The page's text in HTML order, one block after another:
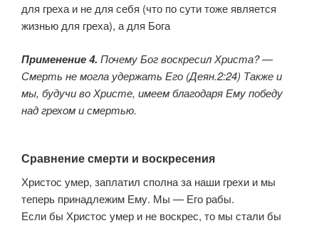
для греха и не для себя (что по сути тоже является
жизнью для греха), а для Бога
Применение 4. Почему Бог воскресил Христа? —
Смерть не могла удержать Его (Деян.2:24) Также и
мы, будучи во Христе, имеем благодаря Ему победу
над грехом и смертью.
Сравнение смерти и воскресения
Христос умер, заплатил сполна за наши грехи и мы
теперь принадлежим Ему. Мы — Его рабы.
Если бы Христос умер и не воскрес, то мы стали бы